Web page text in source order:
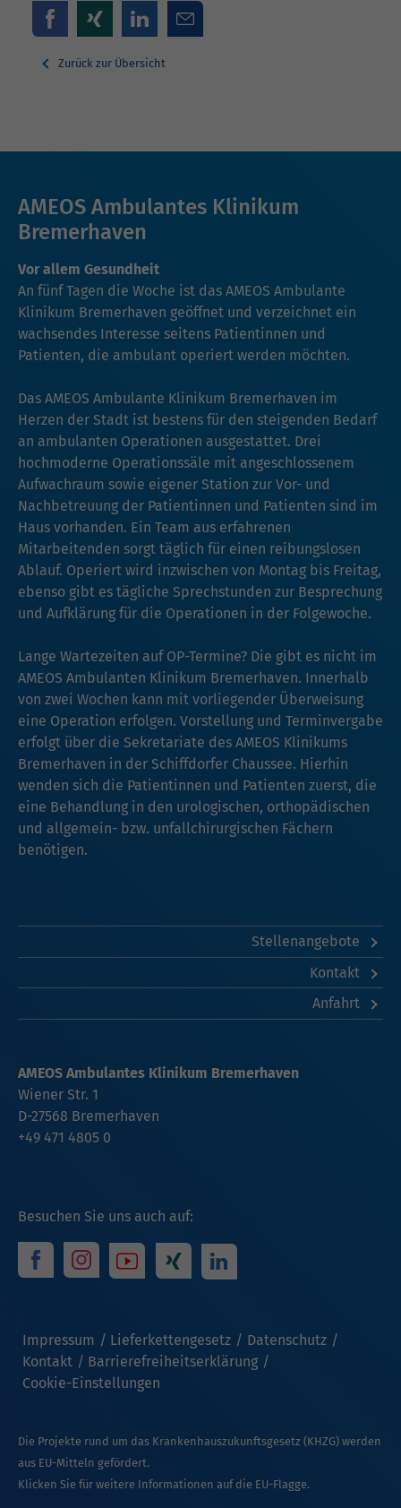
Zurück zur Übersicht
AMEOS Ambulantes Klinikum
Bremerhaven
Vor allem Gesundheit
An fünf Tagen die Woche ist das AMEOS Ambulante
Klinikum Bremerhaven geöffnet und verzeichnet ein
wachsendes Interesse seitens Patientinnen und
Patienten, die ambulant operiert werden möchten.
Das AMEOS Ambulante Klinikum Bremerhaven im
Herzen der Stadt ist bestens für den steigenden Bedarf
an ambulanten Operationen ausgestattet. Drei
hochmoderne Operationssäle mit angeschlossenem
Aufwachraum sowie eigener Station zur Vor- und
Nachbetreuung der Patientinnen und Patienten sind im
Haus vorhanden. Ein Team aus erfahrenen
Mitarbeitenden sorgt täglich für einen reibungslosen
Ablauf. Operiert wird inzwischen von Montag bis Freitag,
ebenso gibt es tägliche Sprechstunden zur Besprechung
und Aufklärung für die Operationen in der Folgewoche.
Lange Wartezeiten auf OP-Termine? Die gibt es nicht im
AMEOS Ambulanten Klinikum Bremerhaven. Innerhalb
von zwei Wochen kann mit vorliegender Überweisung
eine Operation erfolgen. Vorstellung und Terminvergabe
erfolgt über die Sekretariate des AMEOS Klinikums
Bremerhaven in der Schiffdorfer Chaussee. Hierhin
wenden sich die Patientinnen und Patienten zuerst, die
eine Behandlung in den urologischen, orthopädischen
und allgemein- bzw. unfallchirurgischen Fächern
benötigen.
Stellenangebote
Kontakt
Anfahrt
Besuchen Sie uns auch auf:
Impressum Lieferkettengesetz
Datenschutz
Kontakt
Barrierefreiheitserklärung
Cookie-Einstellungen
AMEOS Ambulantes Klinikum Bremerhaven
Wiener Str. 1
D-27568 Bremerhaven
+49 471 4805 0
Die Projekte rund um das Krankenhauszukunftsgesetz (KHZG) werden
aus EU-Mitteln gefördert.
Klicken Sie für weitere Informationen auf die EU-Flagge.